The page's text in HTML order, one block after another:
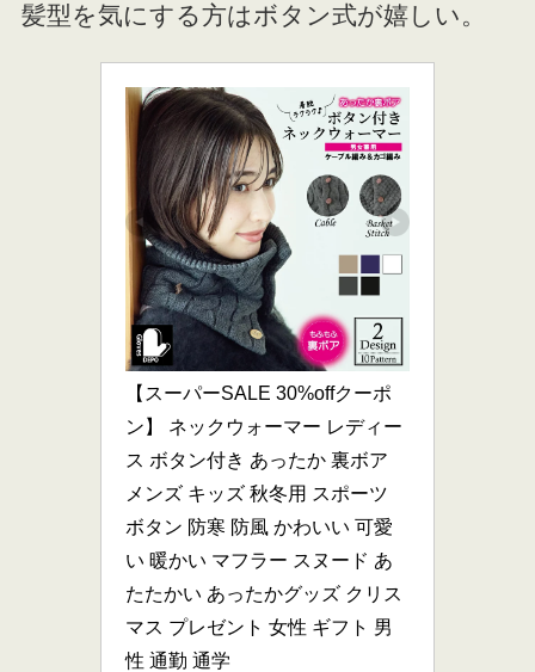
髪型を気にする方はボタン式が嬉しい。
【スーパーSALE 30%offクーポ
ン】 ネックウォーマー レディー
ス ボタン付き あったか 裏ボア
メンズ キッズ 秋冬用 スポーツ
ボタン 防寒 防風 かわいい 可愛
い 暖かい マフラー スヌード あ
たたかい あったかグッズ クリス
マス プレゼント 女性 ギフト 男
性 通勤 通学